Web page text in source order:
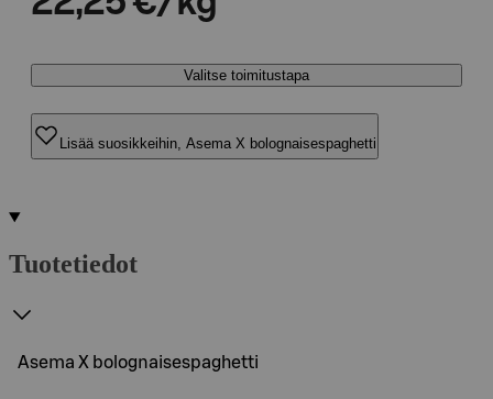
Valitse toimitustapa
Lisää suosikkeihin, Asema X bolognaisespaghetti
Tuotetiedot
Asema X bolognaisespaghetti